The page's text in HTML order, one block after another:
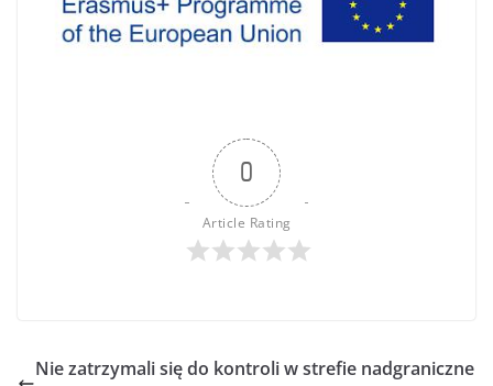
0
Article Rating
Nie zatrzymali się do kontroli w strefie nadgraniczne